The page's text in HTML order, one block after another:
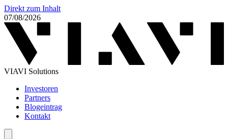
Direkt zum Inhalt
07/08/2026
VIAVI Solutions
Investoren
Partners
Blogeintrag
Kontakt